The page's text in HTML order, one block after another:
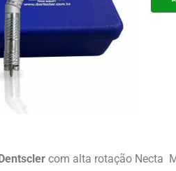
com alta rotação Necta